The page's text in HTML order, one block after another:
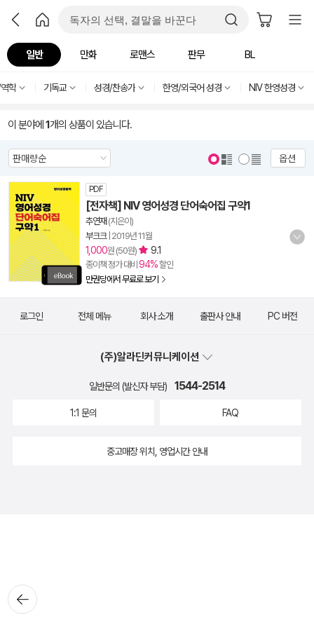
일반 만화 로맨스 판무 BL
학 기독교 성경/찬송가 한영/외국어 성경 NIV 한영성경
이 분야에 1개의 상품이 있습니다.
옵션
PDF
[전자책] NIV 영어성경 단어숙어집 구약1
추연재 (지은이)
부크크| 2019년 11월
1,000원 (50원) 9.1
종이책 정가 대비 94%할인
만권당에서 무료로 보기
뒤로가
기
로그인 전체 메뉴 회사 소개 출판사 안내 PC 버전
(주)알라딘커뮤니케이션
일반문의 (발신자 부담) 1544-2514
1:1 문의 FAQ
중고매장 위치, 영업시간 안내